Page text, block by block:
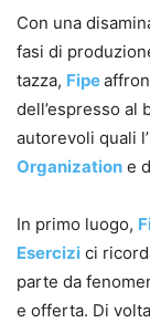
Con una
fasi di
tazza, Fipe
dell’espresso al
autorevoli quali
Organization e
In primo luogo,
Esercizi ci
parte da
e offerta. Di